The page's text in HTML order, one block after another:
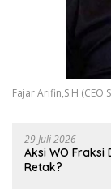
Fajar Arifin,S.H (CEO
29 Juli 2026
Aksi WO Fraksi
Retak?